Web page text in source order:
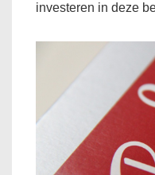
investeren in deze